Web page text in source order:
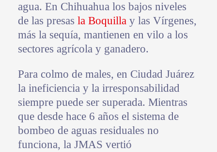
agua. En Chihuahua los bajos niveles
de las presas la Boquillay las Vírgenes,
más la sequía, mantienen en vilo a los
sectores agrícola y ganadero.
Para colmo de males, en Ciudad Juárez
la ineficiencia y la irresponsabilidad
siempre puede ser superada. Mientras
que desde hace 6 años el sistema de
bombeo de aguas residuales no
funciona, la JMAS vertió